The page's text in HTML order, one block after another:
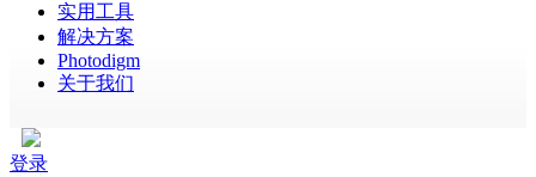
实用工具
解决方案
Photodigm
关于我们
登录